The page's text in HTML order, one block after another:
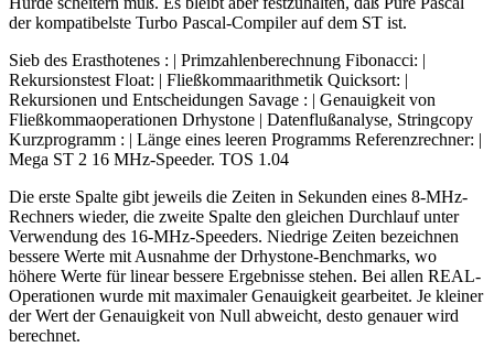
der kompatibelste Turbo Pascal-Compiler auf dem ST ist.
Sieb des Erasthotenes : | Primzahlenberechnung Fibonacci: |
Rekursionstest Float: | Fließkommaarithmetik Quicksort: |
Rekursionen und Entscheidungen Savage : | Genauigkeit von
Fließkommaoperationen Drhystone | Datenflußanalyse, Stringcopy
Kurzprogramm : | Länge eines leeren Programms Referenzrechner: |
Mega ST 2 16 MHz-Speeder. TOS 1.04
Die erste Spalte gibt jeweils die Zeiten in Sekunden eines 8-MHz-
Rechners wieder, die zweite Spalte den gleichen Durchlauf unter
Verwendung des 16-MHz-Speeders. Niedrige Zeiten bezeichnen
bessere Werte mit Ausnahme der Drhystone-Benchmarks, wo
höhere Werte für linear bessere Ergebnisse stehen. Bei allen REAL-
Operationen wurde mit maximaler Genauigkeit gearbeitet. Je kleiner
der Wert der Genauigkeit von Null abweicht, desto genauer wird
berechnet.